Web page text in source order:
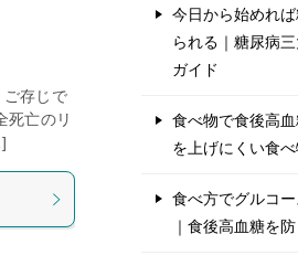
存じで
死亡のリ
今日から始めれ
られる｜糖尿病
ガイド
食べ物で食後高
を上げにくい食
食べ方でグルコ
｜食後高血糖を